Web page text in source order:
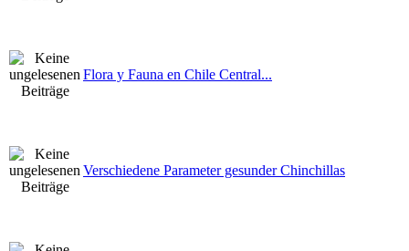
Flora y Fauna en Chile Central...
Verschiedene Parameter gesunder Chinchillas